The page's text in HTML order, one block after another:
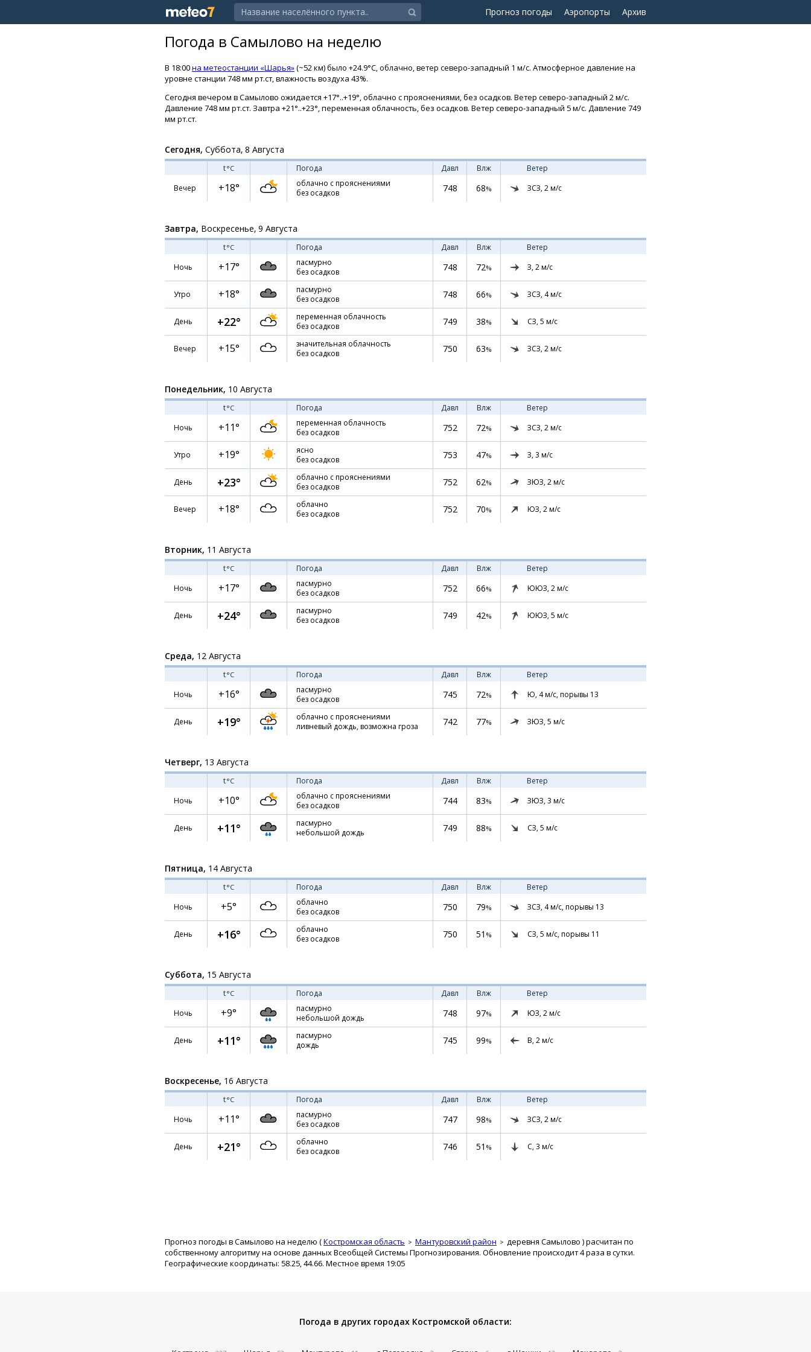
Прогноз погоды Аэропорты Архив
Погода в Самылово на неделю
В 18:00на метеостанции «Шарья»(~52 км) было +24.9°C, облачно, ветер северо-западный 1 м/с. Атмосферное давление на
уровне станции 748 мм рт.ст, влажность воздуха 43%.
Сегодня вечером в Самылово ожидается +17°..+19°, облачно с прояснениями, без осадков. Ветер северо-западный 2 м/с.
Давление 748 мм рт.ст. Завтра +21°..+23°, переменная облачность, без осадков. Ветер северо-западный 5 м/с. Давление 749
мм рт.ст.
Сегодня, Суббота, 8 Августа
t°C Погода Давл Влж
Ветер
Вечер
+18°
облачно с прояснениями
без осадков
748 68% ЗСЗ, 2м/с
Завтра, Воскресенье, 9 Августа
t°C Погода Давл Влж
Ветер
Ночь
+17°
пасмурно
без осадков
748 72% З, 2м/с
Утро +18°
пасмурно
без осадков
748 66% ЗСЗ, 4м/с
День +22°
переменная облачность
без осадков
749 38% СЗ, 5 м/с
Вечер +15°
значительная облачность
без осадков
750 63% ЗСЗ, 2м/с
Понедельник, 10 Августа
t°C Погода Давл Влж
Ветер
Ночь
+11°
переменная облачность
без осадков
752 72% ЗСЗ, 2м/с
Утро +19°
ясно
без осадков
753 47% З, 3 м/с
День +23°
облачно с прояснениями
без осадков
752 62% ЗЮЗ, 2м/с
Вечер +18°
облачно
без осадков
752 70% ЮЗ, 2м/с
Вторник, 11 Августа
t°C Погода Давл Влж
Ветер
Ночь
+17°
пасмурно
без осадков
752 66% ЮЮЗ, 2м/с
День +24°
пасмурно
без осадков
749 42% ЮЮЗ, 5 м/с
Среда, 12 Августа
t°C Погода Давл Влж
Ветер
Ночь
+16°
пасмурно
без осадков
745 72% Ю, 4м/с, порывы 13
День +19°
облачно с прояснениями
ливневый дождь, возможна гроза
742 77% ЗЮЗ, 5 м/с
Четверг, 13 Августа
t°C Погода Давл Влж
Ветер
Ночь
+10°
облачно с прояснениями
без осадков
744 83% ЗЮЗ, 3 м/с
День +11°
пасмурно
небольшой дождь
749 88% СЗ, 5 м/с
Пятница, 14 Августа
t°C Погода Давл Влж
Ветер
Ночь
+5°
облачно
без осадков
750 79% ЗСЗ, 4м/с, порывы 13
День +16°
облачно
без осадков
750 51 % СЗ, 5 м/с, порывы 11
Суббота, 15 Августа
t°C Погода Давл Влж
Ветер
Ночь
+9°
пасмурно
небольшой дождь
748 97% ЮЗ, 2м/с
День +11°
пасмурно
дождь
745 99% В, 2м/с
Воскресенье, 16 Августа
t°C Погода Давл Влж
Ветер
Ночь
+11°
пасмурно
без осадков
747 98% ЗСЗ, 2м/с
День +21°
облачно
без осадков
746 51 % С, 3 м/с
Прогноз погоды в Самылово на неделю (Костромская область Мантуровский район деревня Самылово ) расчитан по
собственному алгоритму на основе данных Всеобщей Системы Прогнозирования. Обновление происходит 4 раза в сутки.
Географические координаты: 58.25, 44.66. Местное время 19:05
Погода в других городах Костромской области: